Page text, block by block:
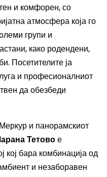
и комфорен, со
атмосфера која го
групи и
како родендени,
Посетителите ја
и професионалниот
да обезбеди
и панорамскиот
Тетовое
кој бара комбинација од
и незаборавен